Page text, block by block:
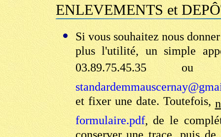
ENLEVEMENTS et
Si vous souhaitez nous
plus l'utilité, un simple
03.89.75.45.35
et fixer une date. Toutefois,
formulaire.pdf, de le